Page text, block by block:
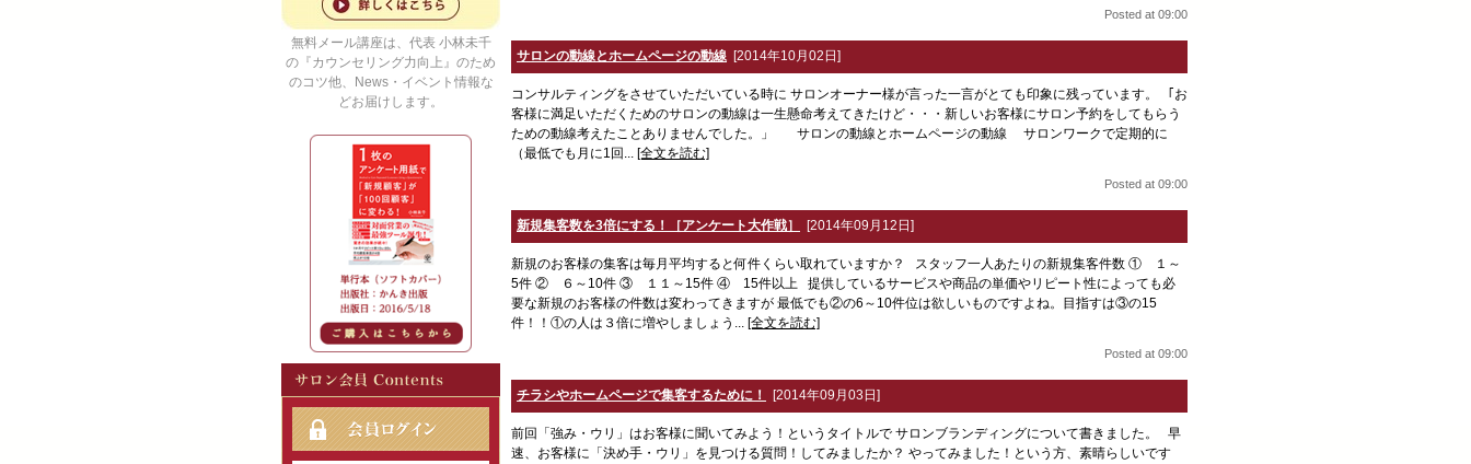
無料メール講座は、代表 小林未千
の『カウンセリング力向上』のため
のコツ他、News・イベント情報な
どお届けします。
Posted at 09:00
サロンの動線とホームページの動線 [2014年10月02日]
コンサルティングをさせていただいている時に サロンオーナー様が言った一言がとても印象に残っています。 ｢お
客様に満足いただくためのサロンの動線は一生懸命考えてきたけど・・・新しいお客様にサロン予約をしてもらう
ための動線考えたことありませんでした。」 サロンの動線とホームページの動線 サロンワークで定期的に
（最低でも月に1回... [全文を読む]
Posted at 09:00
新規集客数を3倍にする！［アンケート大作戦］ [2014年09月12日]
新規のお客様の集客は毎月平均すると何件くらい取れていますか？ スタッフ一人あたりの新規集客件数 ① １～
5件 ② ６～10件 ③ １１～15件 ④ 15件以上 提供しているサービスや商品の単価やリピート性によっても必
要な新規のお客様の件数は変わってきますが 最低でも②の6～10件位は欲しいものですよね。目指すは③の15
件！！①の人は３倍に増やしましょう... [全文を読む]
Posted at 09:00
チラシやホームページで集客するために！ [2014年09月03日]
前回「強み・ウリ」はお客様に聞いてみよう！というタイトルで サロンブランディングについて書きました。 早
速、お客様に「決め手・ウリ」を見つける質問！してみましたか？ やってみました！という方、素晴らしいです